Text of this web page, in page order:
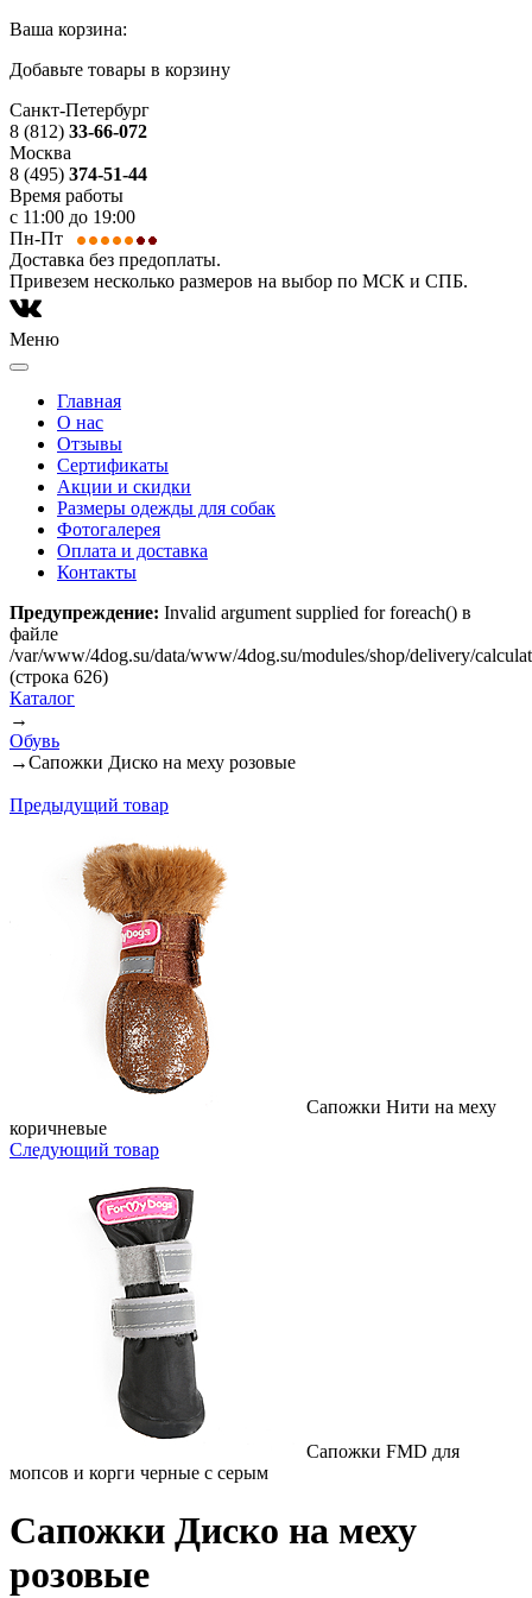
Ваша корзина:
Добавьте товары в корзину
Санкт-Петербург
8 (812) 33-66-072
Москва
8 (495) 374-51-44
Время работы
с 11:00 до 19:00
Пн-Пт
Доставка без предоплаты.
Привезем несколько размеров на выбор по МСК и СПБ.
Меню
Главная
О нас
Отзывы
Сертификаты
Акции и скидки
Размеры одежды для собак
Фотогалерея
Оплата и доставка
Контакты
Предупреждение: Invalid argument supplied for foreach() в
файле
/var/www/4dog.su/data/www/4dog.su/modules/shop/delivery/
(строка 626)
Каталог
→
Обувь
→Сапожки Диско на меху розовые
Предыдущий товар
Сапожки Нити на меху
коричневые
Следующий товар
Сапожки FMD для
мопсов и корги черные с серым
Сапожки Диско на меху
розовые